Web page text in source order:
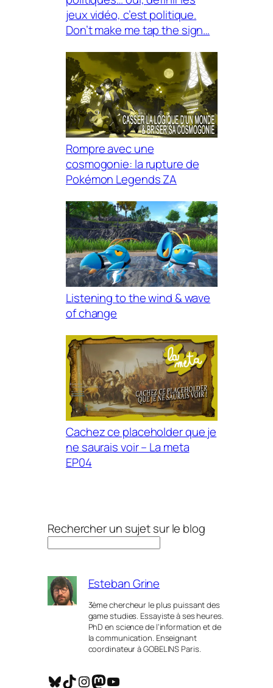
jeux vidéo, c’est politique.
Don’t make me tap the sign…
Rompre avec une
cosmogonie: la rupture de
Pokémon Legends ZA
Listening to the wind & wave
of change
Cachez ce placeholder que je
ne saurais voir – La meta
EP04
Rechercher un sujet sur le blog
Esteban Grine
3ème chercheur le plus puissant des
game studies. Essayiste à ses heures.
PhD en science de l’information et de
la communication. Enseignant
coordinateur à GOBELINS Paris.
Bluesky TikTok InstagramMastodon YouTube